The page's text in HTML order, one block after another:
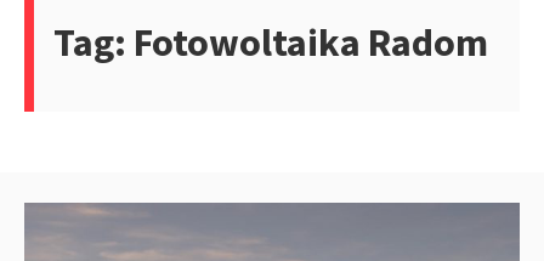
Tag: Fotowoltaika Radom